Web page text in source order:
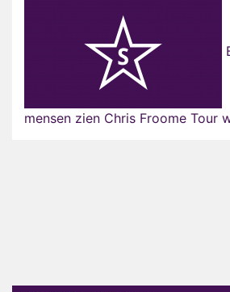
mensen zien Chris Froome Tour